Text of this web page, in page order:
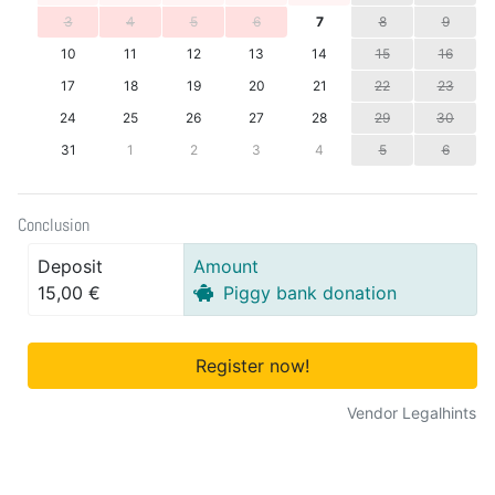
3 4 5 6 7 8
9
10
11 12 13 14 15
16
17
18 19 20 21 22
23
24
25 26 27 28 29
30
31
1 2 3 4 5 6
Conclusion
Deposit
15,00 €
Amount
Piggy bank donation
Register now!
Vendor Legalhints